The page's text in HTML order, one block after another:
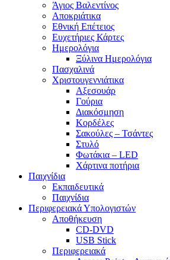
Άγιος Βαλεντίνος
Αποκριάτικα
Εθνική Επέτειος
Ευχετήριες Κάρτες
Ημερολόγια
Ξύλινα Ημερολόγια
Πασχαλινά
Χριστουγεννιάτικα
Αξεσουάρ
Γούρια
Διακόσμηση
Κορδέλες
Σακούλες – Τσάντες
Στυλό
Φωτάκια – LED
Χάρτινα ποτήρια
Παιχνίδια
Εκπαιδευτικά
Παιχνίδια
Περιφερειακά Υπολογιστών
Αποθήκευση
CD-DVD
USB Stick
Περιφερειακά